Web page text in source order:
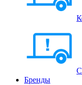
Бренды